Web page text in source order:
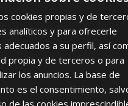
cookies propias y de
analíticos y para ofrecerle
adecuados a su perfil, así
propia y de terceros o para
los anuncios. La base de
es el consentimiento,
de las cookies